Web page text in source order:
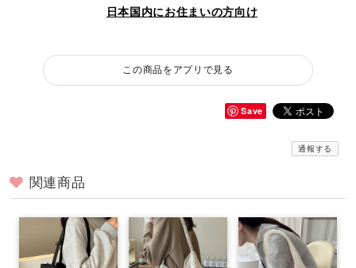
日本国内にお住まいの方向け
この商品をアプリで見る
Save
通報する
関連商品